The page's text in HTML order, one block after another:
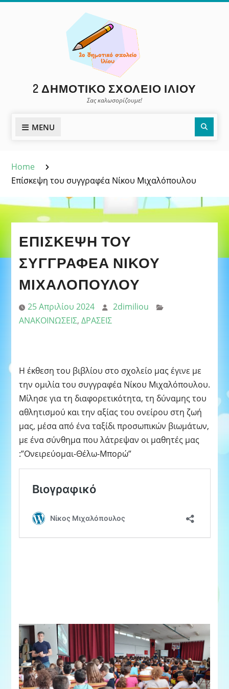
2 ΔΗΜΟΤΙΚΌ ΣΧΟΛΕΊΟ ΙΛΊΟΥ
Σας καλωσορίζουμε!
MENU
Home
Επίσκεψη του συγγραφέα Νίκου Μιχαλόπουλου
ΕΠΊΣΚΕΨΗ ΤΟΥ
ΣΥΓΓΡΑΦΈΑ ΝΊΚΟΥ
ΜΙΧΑΛΌΠΟΥΛΟΥ
25 Απριλίου 2024
2dimiliou
ΑΝΑΚΟΙΝΩΣΕΙΣ, ΔΡΑΣΕΙΣ
Η έκθεση του βιβλίου στο σχολείο μας έγινε με
την ομιλία του συγγραφέα Νίκου Μιχαλόπουλου.
Μίλησε για τη διαφορετικότητα, τη δύναμης του
αθλητισμού και την αξίας του ονείρου στη ζωή
μας, μέσα από ένα ταξίδι προσωπικών βιωμάτων,
με ένα σύνθημα που λάτρεψαν οι μαθητές μας
:”Ονειρεύομαι-Θέλω-Μπορώ”